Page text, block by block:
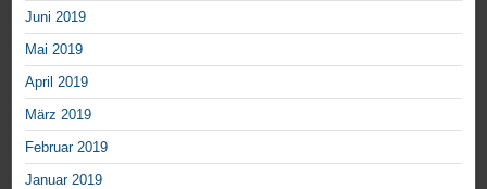
Juni 2019
Mai 2019
April 2019
März 2019
Februar 2019
Januar 2019